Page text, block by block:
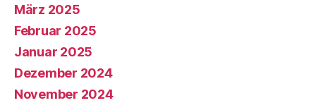
März 2025
Februar 2025
Januar 2025
Dezember 2024
November 2024